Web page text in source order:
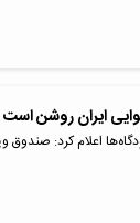
ایران روشن است
اعلام کرد: صندوق